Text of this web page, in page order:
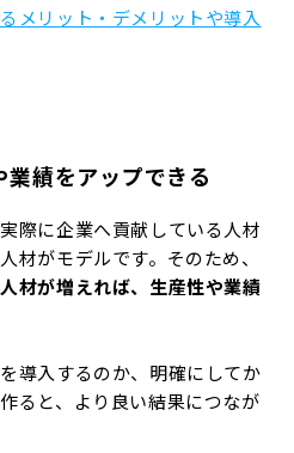
メリット・デメリットや導入
績をアップできる
際に企業へ貢献している人材
材がモデルです。そのため、
材が増えれば、生産性や業績
導入するのか、明確にしてか
ると、より良い結果につなが